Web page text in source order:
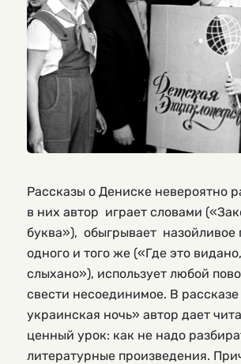
Рассказы о Дениске невероятно
в них автор играет словами
буква»), обыгрывает назойливое
одного и того же («Где это
слыхано»), использует любой
свести несоединимое. В
украинская ночь» автор дает
ценный урок: как не надо
литературные произведения.